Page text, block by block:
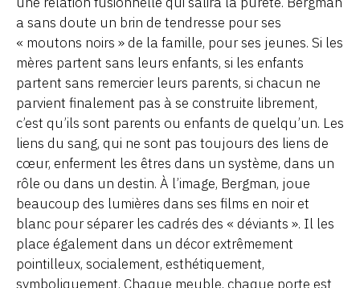
a sans doute un brin de tendresse pour ses
« moutons noirs » de la famille, pour ses jeunes. Si les
mères partent sans leurs enfants, si les enfants
partent sans remercier leurs parents, si chacun ne
parvient finalement pas à se construite librement,
c’est qu’ils sont parents ou enfants de quelqu’un. Les
liens du sang, qui ne sont pas toujours des liens de
cœur, enferment les êtres dans un système, dans un
rôle ou dans un destin. À l’image, Bergman, joue
beaucoup des lumières dans ses films en noir et
blanc pour séparer les cadrés des « déviants ». Il les
place également dans un décor extrêmement
pointilleux, socialement, esthétiquement,
symboliquement. Chaque meuble, chaque porte est